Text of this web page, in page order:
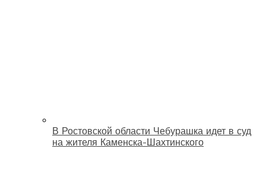
В Ростовской области Чебурашка идет в суд
на жителя Каменска-Шахтинского